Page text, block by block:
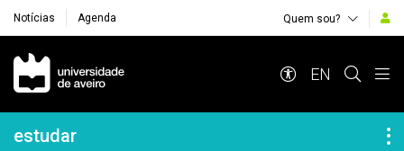
Notícias Agenda Quem sou?
Navegação Principal
EN
Navegação Lateral
estudar